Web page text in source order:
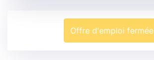
Offre d'emploi fermée